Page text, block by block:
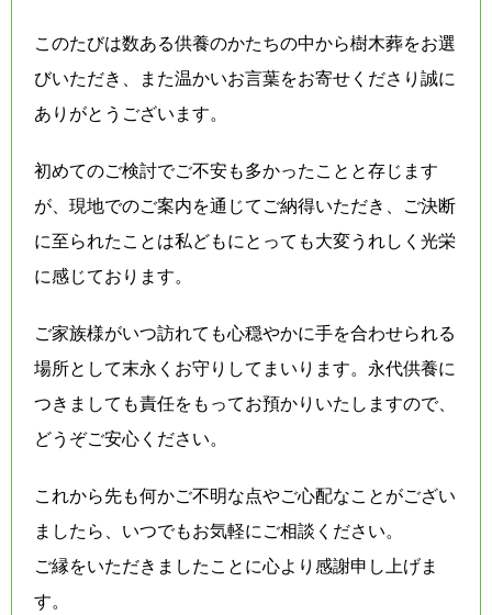
このたびは数ある供養のかたちの中から樹木葬をお選
びいただき、また温かいお言葉をお寄せくださり誠に
ありがとうございます。
初めてのご検討でご不安も多かったことと存じます
が、現地でのご案内を通じてご納得いただき、ご決断
に至られたことは私どもにとっても大変うれしく光栄
に感じております。
ご家族様がいつ訪れても心穏やかに手を合わせられる
場所として末永くお守りしてまいります。永代供養に
つきましても責任をもってお預かりいたしますので、
どうぞご安心ください。
これから先も何かご不明な点やご心配なことがござい
ましたら、いつでもお気軽にご相談ください。
ご縁をいただきましたことに心より感謝申し上げま
す。